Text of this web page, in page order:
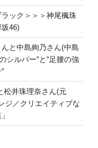
ック＞＞＞神尾楓珠
46)
と中島絢乃さん(中島
シルバー”と”足腰の強
松井珠理奈さん(元
ジ／クリエイティブな